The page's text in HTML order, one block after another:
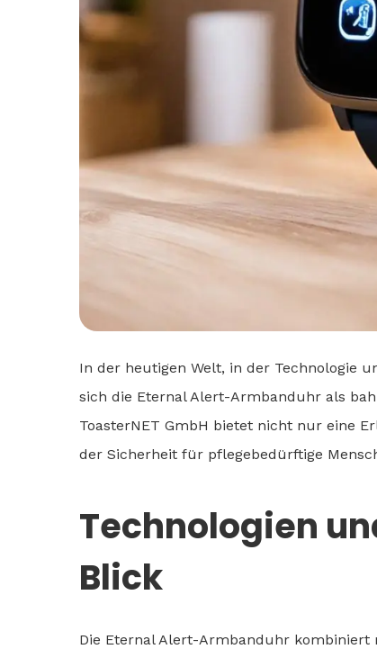
In der heutigen Welt, in der Technologie
sich die Eternal Alert-Armbanduhr als
ToasterNET GmbH bietet nicht nur eine
der Sicherheit für pflegebedürftige
Technologien
Blick
Die Eternal Alert-Armbanduhr